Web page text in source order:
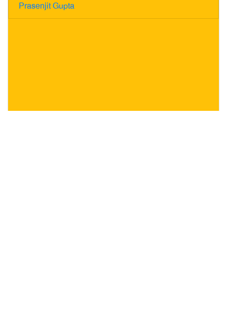
Prasenjit Gupta